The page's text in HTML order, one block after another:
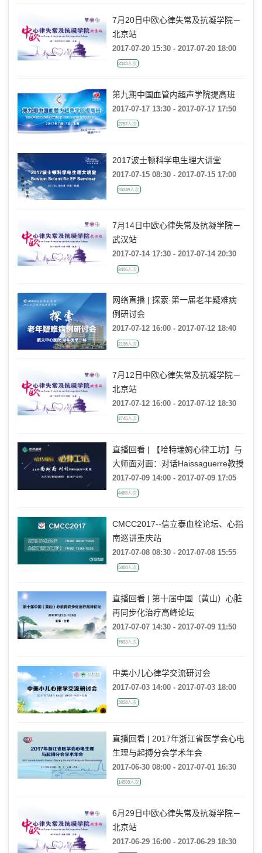
7月20日中欧心律失常及抗凝学院－
北京站
2017-07-20 15:30 - 2017-07-20 18:00
2343人次
第九期中国血管内超声学院提高班
2017-07-17 13:30 - 2017-07-17 17:50
2757人次
2017波士顿科学电生理大讲堂
2017-07-15 08:30 - 2017-07-15 17:00
25349人次
7月14日中欧心律失常及抗凝学院－
武汉站
2017-07-14 17:30 - 2017-07-14 20:30
2406人次
网络直播 | 探索·第一届老年疑难病
例研讨会
2017-07-12 16:00 - 2017-07-12 18:40
2136人次
7月12日中欧心律失常及抗凝学院－
北京站
2017-07-12 16:00 - 2017-07-12 18:30
2745人次
直播回看 | 【哈特瑞姆心律工坊】与
大师面对面：对话Haissaguerre教授
2017-07-09 14:00 - 2017-07-09 17:05
4488人次
CMCC2017--信立泰血栓论坛、心指
南巡讲重庆站
2017-07-08 08:30 - 2017-07-08 15:55
5400人次
直播回看 | 第十届中国（黄山）心脏
再同步化治疗高峰论坛
2017-07-07 14:30 - 2017-07-09 11:50
7633人次
中美小儿心律学交流研讨会
2017-07-03 14:00 - 2017-07-03 18:00
3058人次
直播回看 | 2017年浙江省医学会心电
生理与起搏分会学术年会
2017-06-30 08:00 - 2017-07-01 16:30
14503人次
6月29日中欧心律失常及抗凝学院－
北京站
2017-06-29 16:00 - 2017-06-29 18:30